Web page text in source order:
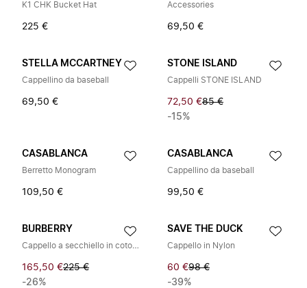
K1 CHK Bucket Hat
225 €
Accessories
69,50 €
STELLA MCCARTNEY
Cappellino da baseball
69,50 €
STONE ISLAND
Cappelli STONE ISLAND
72,50 €85 €
-15%
CASABLANCA
Berretto Monogram
109,50 €
CASABLANCA
Cappellino da baseball
99,50 €
BURBERRY
Cappello a secchiello in cotone a quadri
165,50 €225 €
-26%
SAVE THE DUCK
Cappello in Nylon
60 €98 €
-39%